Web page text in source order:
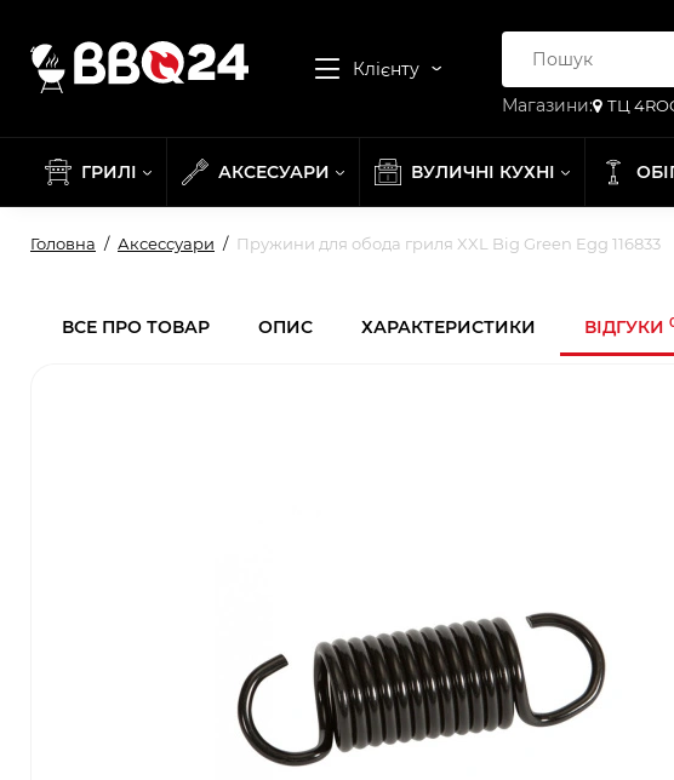
Клієнту
Магазини:
ТЦ
ГРИЛІ АКСЕСУАРИ ВУЛИЧНІ КУХНІ
Головна Аксессуари Пружини для обода гриля XXL Big Green Egg 116833
ВСЕ ПРО ТОВАР ОПИС ХАРАКТЕРИСТИКИ ВІДГУКИ